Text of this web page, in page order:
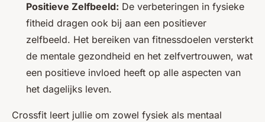
Positieve Zelfbeeld: De verbeteringen in fysieke
fitheid dragen ook bij aan een positiever
zelfbeeld. Het bereiken van fitnessdoelen versterkt
de mentale gezondheid en het zelfvertrouwen, wat
een positieve invloed heeft op alle aspecten van
het dagelijks leven.
Crossfit leert jullie om zowel fysiek als mentaal